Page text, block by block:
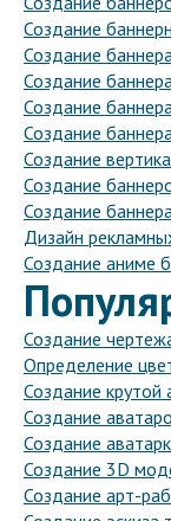
Создание
Создание
Создание
Создание
Создание
Создание
Создание
Создание
Дизайн
Создание аниме
Создание
Определение
Создание
Создание
Создание
Создание 3D
Создание арт-